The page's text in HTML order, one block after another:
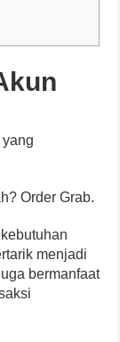
Order Grab.
menjadi
bermanfaat